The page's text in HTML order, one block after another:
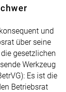
und
über seine
gesetzlichen
Werkzeug
Es ist die
Betriebsrat